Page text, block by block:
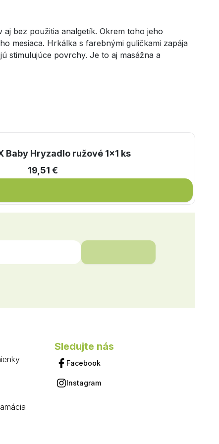
bez použitia analgetík. Okrem toho jeho
mesiaca. Hrkálka s farebnými guličkami zapája
stimulujúce povrchy. Je to aj masážna a
Baby Hryzadlo ružové 1x1 ks
19,51 €
Sledujte nás
Facebook
Instagram